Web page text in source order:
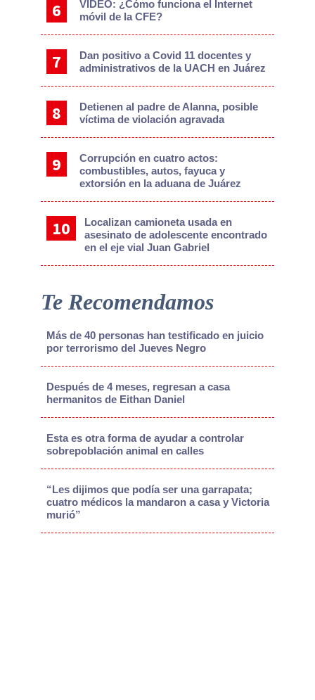
VIDEO: ¿Cómo funciona el Internet
móvil de la CFE?
Dan positivo a Covid 11 docentes y
administrativos de la UACH en Juárez
Detienen al padre de Alanna, posible
víctima de violación agravada
Corrupción en cuatro actos:
combustibles, autos, fayuca y
extorsión en la aduana de Juárez
Localizan camioneta usada en
asesinato de adolescente encontrado
en el eje vial Juan Gabriel
Te Recomendamos
Más de 40 personas han testificado en juicio
por terrorismo del Jueves Negro
Después de 4 meses, regresan a casa
hermanitos de Eithan Daniel
Esta es otra forma de ayudar a controlar
sobrepoblación animal en calles
“Les dijimos que podía ser una garrapata;
cuatro médicos la mandaron a casa y Victoria
murió”